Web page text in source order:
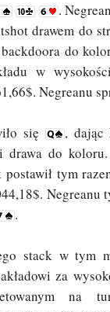
.
drawem do
do
w
Negreanu
się
, dając
drawa do
postawił tym
Negreanu
.
stack w tym
za
na